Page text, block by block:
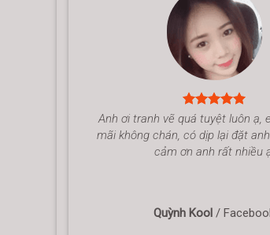
Anh ơi tranh vẽ quá tuyệt luôn ạ,
mãi không chán, có dịp lại đặt
cảm ơn anh rất nhiều
Quỳnh Kool /